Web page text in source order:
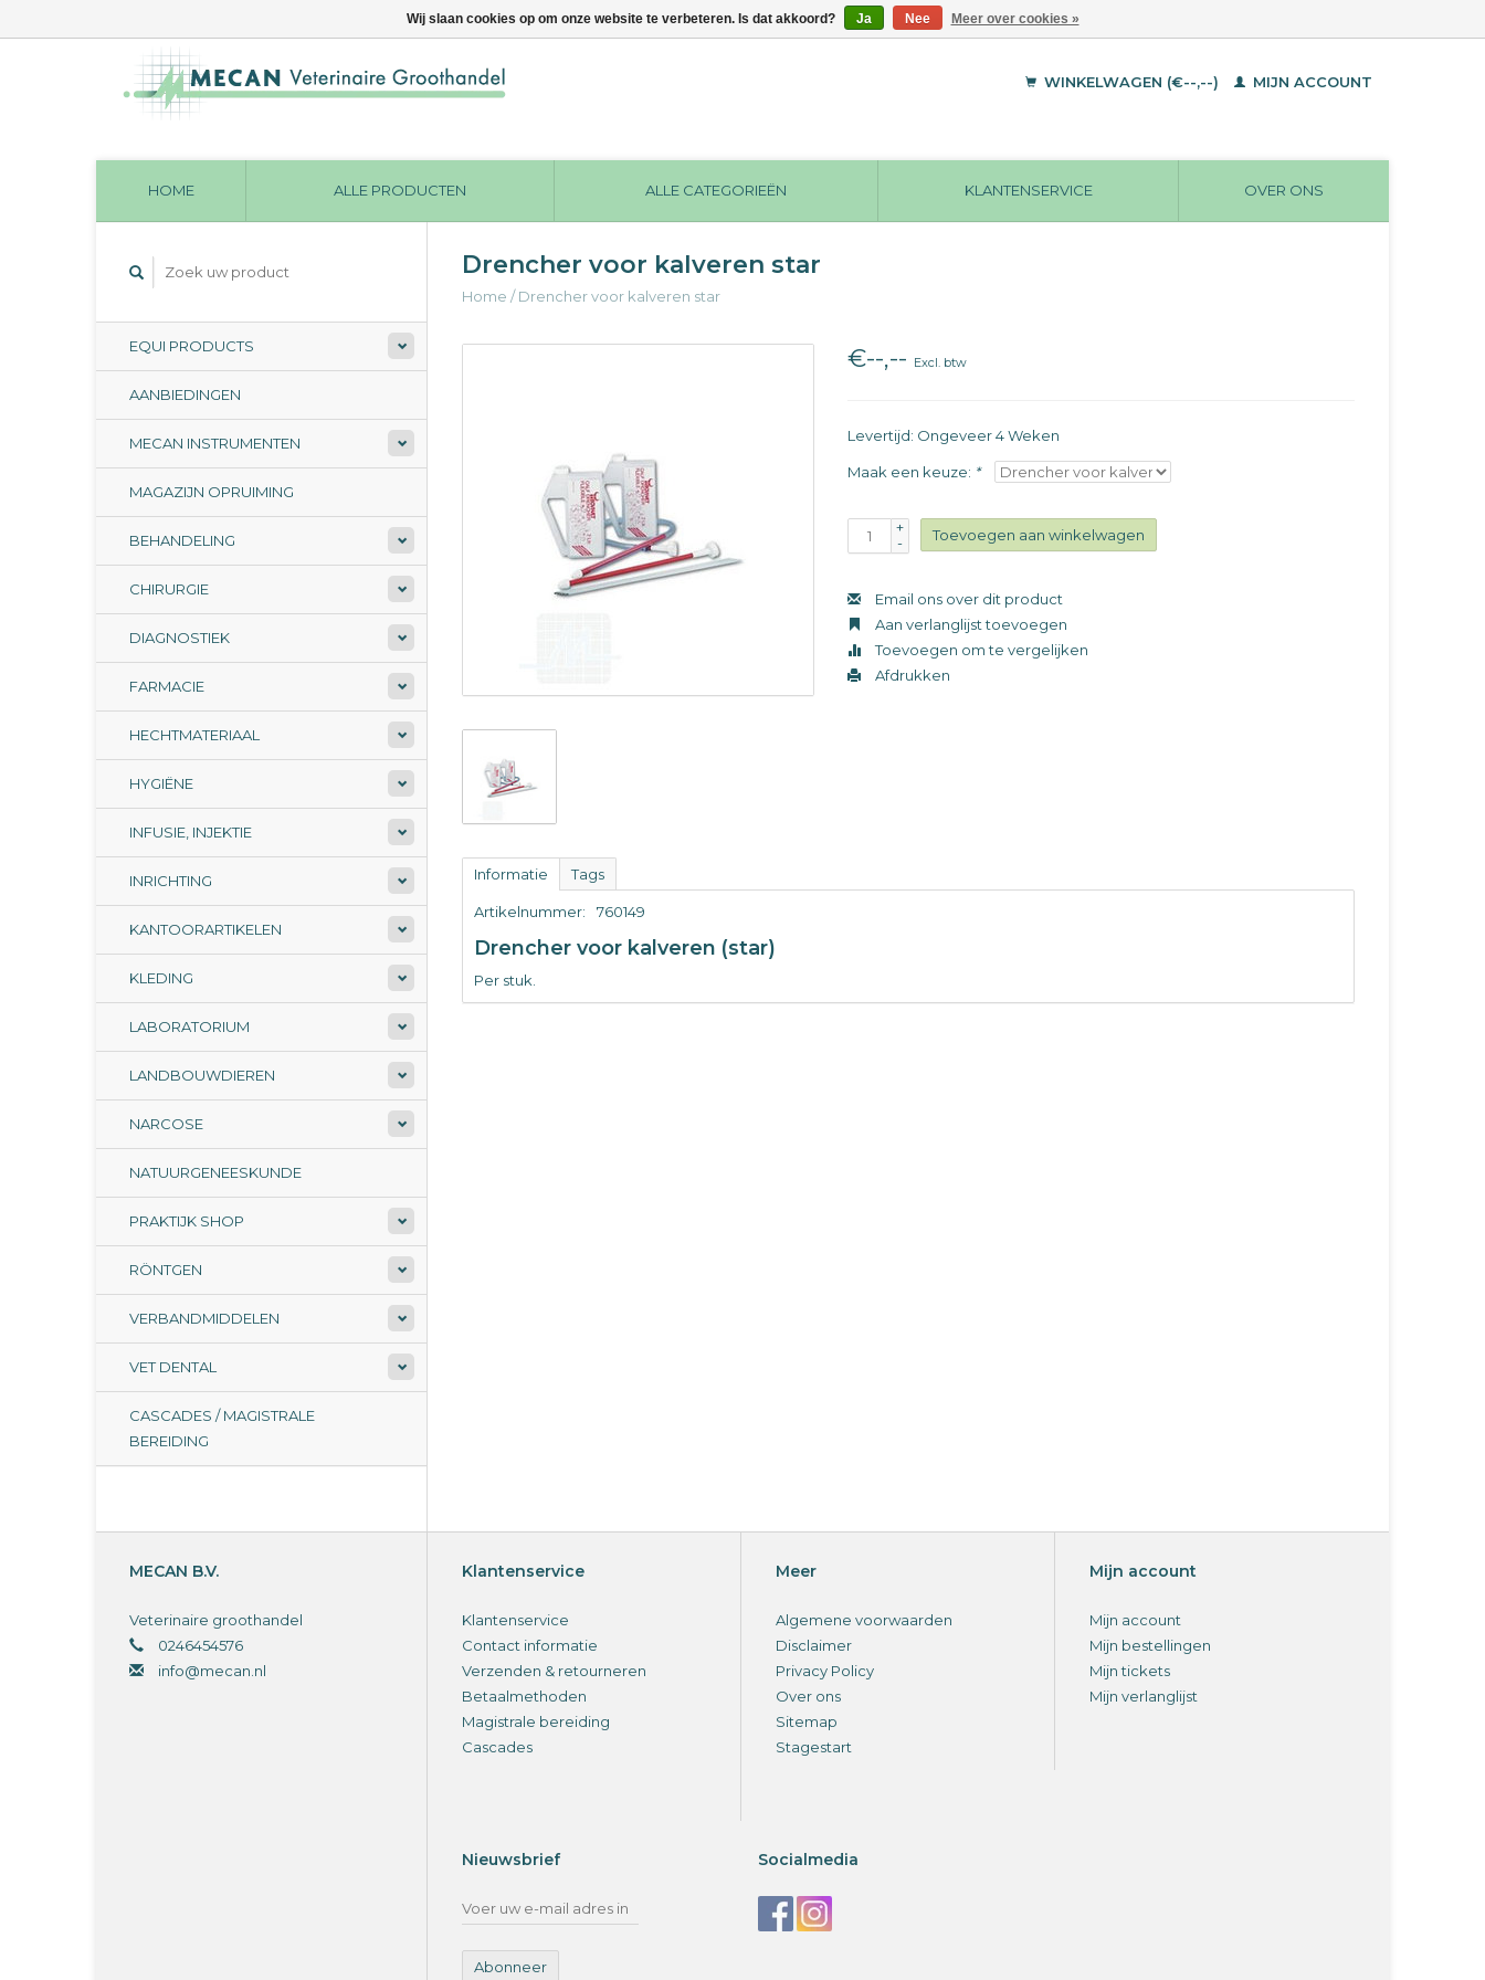
WINKELWAGEN (€--,--) MIJN ACCOUNT
HOME ALLE PRODUCTEN ALLE CATEGORIEËN KLANTENSERVICE OVER ONS
EQUI PRODUCTS
AANBIEDINGEN
MECAN INSTRUMENTEN
MAGAZIJN OPRUIMING
BEHANDELING
CHIRURGIE
DIAGNOSTIEK
FARMACIE
HECHTMATERIAAL
HYGIËNE
INFUSIE, INJEKTIE
INRICHTING
KANTOORARTIKELEN
KLEDING
LABORATORIUM
LANDBOUWDIEREN
NARCOSE
NATUURGENEESKUNDE
PRAKTIJK SHOP
RÖNTGEN
VERBANDMIDDELEN
VET DENTAL
CASCADES / MAGISTRALE
BEREIDING
Drencher voor kalveren star
Home /Drencher voor kalveren star
€--,-- Excl. btw
Levertijd: Ongeveer 4 Weken
Maak een keuze: *
+
-
Toevoegen aan winkelwagen
Email ons over dit product
Aan verlanglijst toevoegen
Toevoegen om te vergelijken
Afdrukken
Informatie Tags
Artikelnummer: 760149
Drencher voor kalveren (star)
Per stuk.
MECAN B.V.
Veterinaire groothandel
0246454576
info@mecan.nl
Klantenservice
Klantenservice
Contact informatie
Verzenden & retourneren
Betaalmethoden
Magistrale bereiding
Cascades
Meer
Algemene voorwaarden
Disclaimer
Privacy Policy
Over ons
Sitemap
Stagestart
Mijn account
Mijn account
Mijn bestellingen
Mijn tickets
Mijn verlanglijst
Nieuwsbrief
Abonneer
Socialmedia
Wij slaan cookies op om onze website te verbeteren. Is dat akkoord? Ja Nee Meer over cookies »